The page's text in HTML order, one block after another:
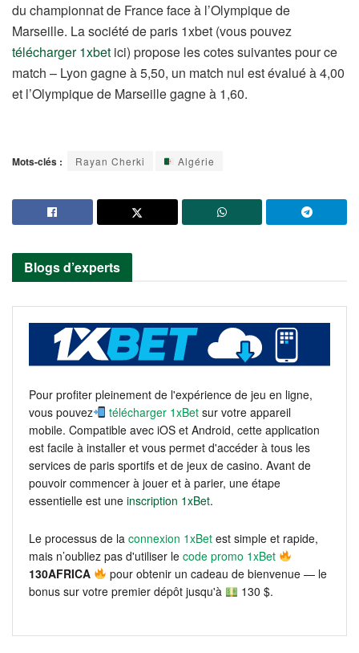
du championnat de France face à l’Olympique de
Marseille. La société de paris 1xbet (vous pouvez
télécharger 1xbet ici) propose les cotes suivantes pour ce
match – Lyon gagne à 5,50, un match nul est évalué à 4,00
et l’Olympique de Marseille gagne à 1,60.
Mots-clés : Rayan Cherki Algérie
Blogs d’experts
Pour profiter pleinement de l'expérience de jeu en ligne,
vous pouvez
télécharger 1xBet sur votre appareil
mobile. Compatible avec iOS et Android, cette application
est facile à installer et vous permet d'accéder à tous les
services de paris sportifs et de jeux de casino. Avant de
pouvoir commencer à jouer et à parier, une étape
essentielle est une inscription 1xBet.
Le processus de la connexion 1xBet est simple et rapide,
mais n’oubliez pas d'utiliser le code promo 1xBet
130AFRICA
pour obtenir un cadeau de bienvenue — le
bonus sur votre premier dépôt jusqu'à
130 $.